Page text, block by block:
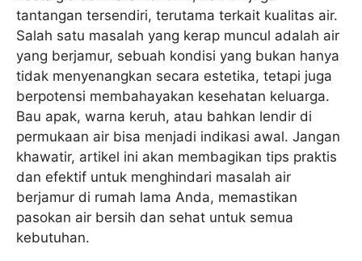
tantangan tersendiri, terutama terkait kualitas air.
Salah satu masalah yang kerap muncul adalah air
yang berjamur, sebuah kondisi yang bukan hanya
tidak menyenangkan secara estetika, tetapi juga
berpotensi membahayakan kesehatan keluarga.
Bau apak, warna keruh, atau bahkan lendir di
permukaan air bisa menjadi indikasi awal. Jangan
khawatir, artikel ini akan membagikan tips praktis
dan efektif untuk menghindari masalah air
berjamur di rumah lama Anda, memastikan
pasokan air bersih dan sehat untuk semua
kebutuhan.